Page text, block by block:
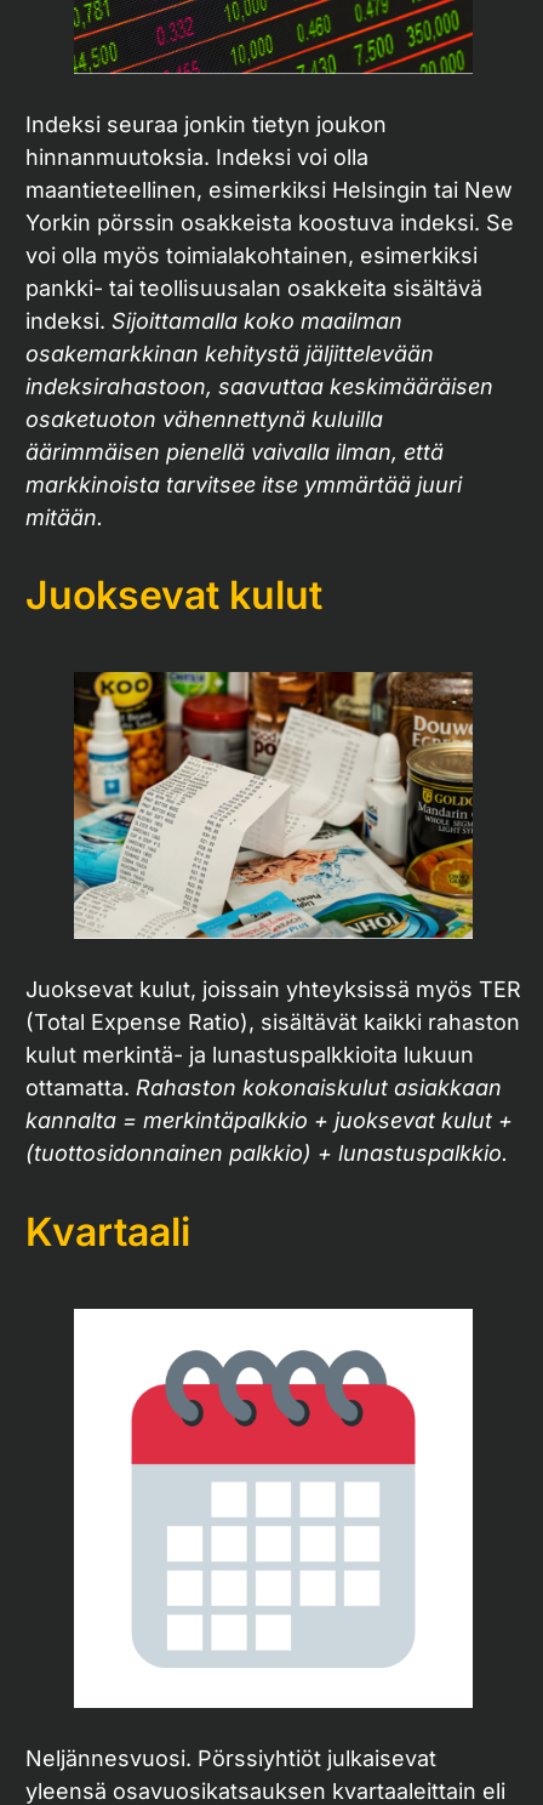
Indeksi seuraa jonkin tietyn joukon
hinnanmuutoksia. Indeksi voi olla
maantieteellinen, esimerkiksi Helsingin tai New
Yorkin pörssin osakkeista koostuva indeksi. Se
voi olla myös toimialakohtainen, esimerkiksi
pankki- tai teollisuusalan osakkeita sisältävä
indeksi. Sijoittamalla koko maailman
osakemarkkinan kehitystä jäljittelevään
indeksirahastoon, saavuttaa keskimääräisen
osaketuoton vähennettynä kuluilla
äärimmäisen pienellä vaivalla ilman, että
markkinoista tarvitsee itse ymmärtää juuri
mitään.
Juoksevat kulut
Juoksevat kulut, joissain yhteyksissä myös TER
(Total Expense Ratio), sisältävät kaikki rahaston
kulut merkintä- ja lunastuspalkkioita lukuun
ottamatta. Rahaston kokonaiskulut asiakkaan
kannalta = merkintäpalkkio + juoksevat kulut +
(tuottosidonnainen palkkio) + lunastuspalkkio.
Kvartaali
Neljännesvuosi. Pörssiyhtiöt julkaisevat
yleensä osavuosikatsauksen kvartaaleittain eli